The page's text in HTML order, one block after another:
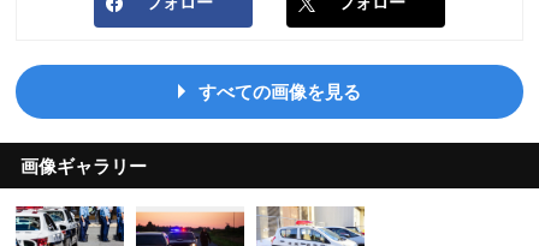
すべての画像を見る
画像ギャラリー